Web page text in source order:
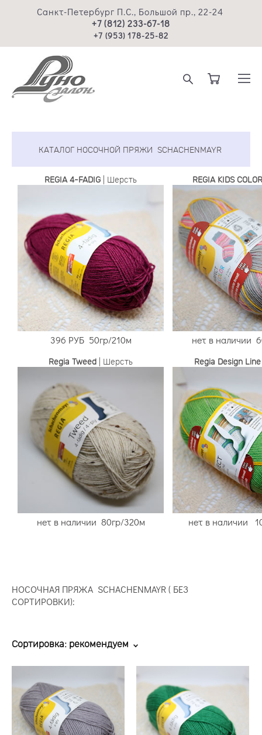
Санкт-Петербург П.С., Большой пр., 22-24
+7 (812) 233-67-18
+7 (953) 178-25-82
КАТАЛОГ НОСОЧНОЙ ПРЯЖИ SCHACHENMAYR
REGIA 4-FADIG | Шерсть
396 РУБ50гр/210м
REGIA KIDS COLOR
нет в наличии
Regia Tweed | Шерсть
нет в наличии 80гр/320м
Regia Design Line
нет в наличии
НОСОЧНАЯ ПРЯЖА SCHACHENMAYR ( БЕЗ
СОРТИРОВКИ):
Сортировка: рекомендуем